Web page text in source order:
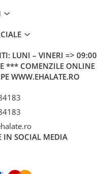
LUNI – VINERI => 09:00
*** COMENZILE ONLINE
WWW.EHALATE.RO
IN SOCIAL MEDIA